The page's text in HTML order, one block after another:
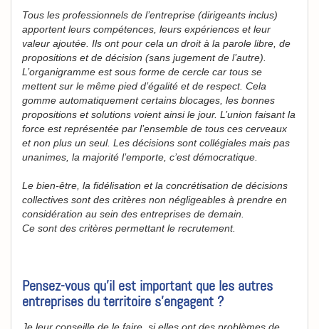
Tous les professionnels de l’entreprise (dirigeants inclus)
apportent leurs compétences, leurs expériences et leur
valeur ajoutée. Ils ont pour cela un droit à la parole libre, de
propositions et de décision (sans jugement de l’autre).
L’organigramme est sous forme de cercle car tous se
mettent sur le même pied d’égalité et de respect. Cela
gomme automatiquement certains blocages, les bonnes
propositions et solutions voient ainsi le jour. L’union faisant la
force est représentée par l’ensemble de tous ces cerveaux
et non plus un seul. Les décisions sont collégiales mais pas
unanimes, la majorité l’emporte, c’est démocratique.
Le bien-être, la fidélisation et la concrétisation de décisions
collectives sont des critères non négligeables à prendre en
considération au sein des entreprises de demain.
Ce sont des critères permettant le recrutement.
Pensez-vous qu’il est important que les autres
entreprises du territoire s’engagent ?